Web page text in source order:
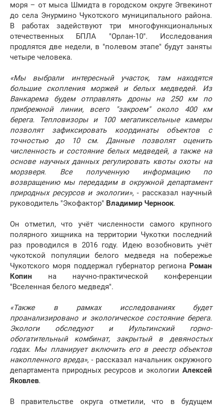
моря – от мыса Шмидта в городском округе Эгвекинот
до села Энурмино Чукотского муниципального района.
В работах задействуют три многофункциональных
отечественных БПЛА "Орлан-10". Исследования
продлятся две недели, в "полевом этапе" будут заняты
четыре человека.
«Мы выбрали интересный участок, там находятся
большие скопления моржей и белых медведей. Из
Ванкарема будем отправлять дроны на 250 км по
прибрежной линии, всего "закроем" около 400 км
берега. Тепловизоры и 100 мегапиксельные камеры
позволят зафиксировать координаты объектов с
точностью до 10 см. Данные позволят оценить
численность и состояние белых медведей, а также на
основе научных данных регулировать квоты охоты на
морзверя. Все полученную информацию по
возвращению мы передадим в окружной департамент
природных ресурсов и экологии», - рассказал научный
руководитель "Экофактор" Владимир Черноок.
Он отметил, что учёт численности самого крупного
полярного хищника на территории Чукотки последний
раз проводился в 2016 году. Идею возобновить учёт
чукотской популяции белого медведя на побережье
Чукотского моря поддержал губернатор региона Роман
Копин на научно-практической конференции
"Вселенная белого медведя".
«Также в рамках исследованиях будет
проанализировано и экологическое состояние берега.
Экологи обследуют и Иультинский горно-
обогатительный комбинат, закрытый в девяностых
годах. Мы планирует включить его в реестр объектов
накопленного вреда», - рассказал начальник окружного
департамента природных ресурсов и экологии Алексей
Яковлев.
В правительстве округа отметили, что в будущем